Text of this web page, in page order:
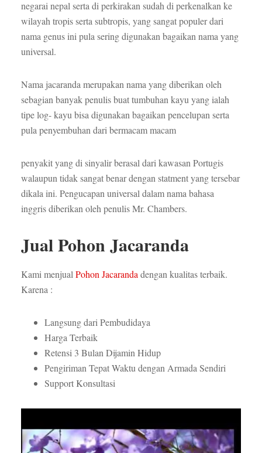
negarai nepal serta di perkirakan sudah di perkenalkan ke
wilayah tropis serta subtropis, yang sangat populer dari
nama genus ini pula sering digunakan bagaikan nama yang
universal.
Nama jacaranda merupakan nama yang diberikan oleh
sebagian banyak penulis buat tumbuhan kayu yang ialah
tipe log- kayu bisa digunakan bagaikan pencelupan serta
pula penyembuhan dari bermacam macam
penyakit yang di sinyalir berasal dari kawasan Portugis
walaupun tidak sangat benar dengan statment yang tersebar
dikala ini. Pengucapan universal dalam nama bahasa
inggris diberikan oleh penulis Mr. Chambers.
Jual Pohon Jacaranda
Kami menjual Pohon Jacaranda dengan kualitas terbaik.
Karena :
Langsung dari Pembudidaya
Harga Terbaik
Retensi 3 Bulan Dijamin Hidup
Pengiriman Tepat Waktu dengan Armada Sendiri
Support Konsultasi